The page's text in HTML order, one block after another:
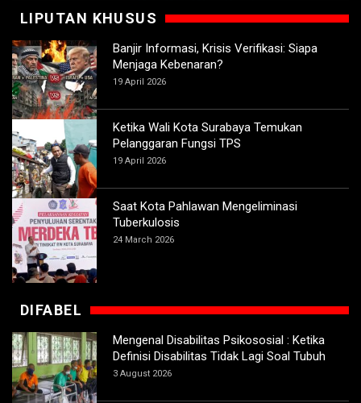
LIPUTAN KHUSUS
Banjir Informasi, Krisis Verifikasi: Siapa
Menjaga Kebenaran?
19 April 2026
Ketika Wali Kota Surabaya Temukan
Pelanggaran Fungsi TPS
19 April 2026
Saat Kota Pahlawan Mengeliminasi
Tuberkulosis
24 March 2026
DIFABEL
Mengenal Disabilitas Psikososial : Ketika
Definisi Disabilitas Tidak Lagi Soal Tubuh
3 August 2026